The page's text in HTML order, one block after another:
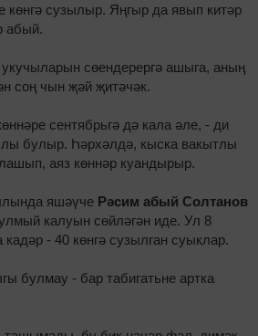
көнгә сузылыр. Яңгыр да явып китәр
абый.
сөендерергә ашыга, аның
соң чын җәй җитәчәк.
сентябрьгә дә кала әле, - ди
булыр. Һәрхәлдә, кыска вакытлы
аяз көннәр куандырыр.
яшәүче Рәсим абый Солтанов
калуын сөйләгән иде. Ул 8
- 40 көнгә сузылган суыклар.
булмау - бар табигатьне артка